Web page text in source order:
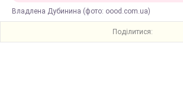
Владлена Дубинина (фото: oood.com.ua)
Поділитися: